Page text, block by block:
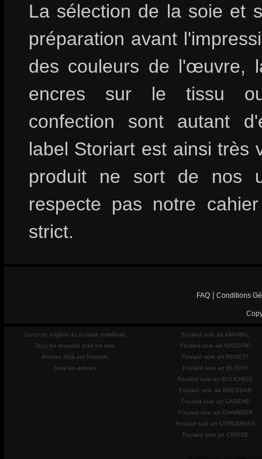
La sélection de la soie et
préparation avant
des couleurs de l'œuvre,
encres sur le tissu
confection sont autant
label Storiart est ainsi très
produit ne sort de nos
respecte pas notre
strict.
FAQ Conditions
Concept original du foulard numéroté
Tous les foulards d'art en soie
Artistes déjà sur foulards
Tous les artistes
Foulard soie art AMARAL
Foulard soie art AVEZARD
Foulard soie art BENETT
Foulard soie art BLIGNY
Foulard soie art BOUCHEIX
Foulard soie art BRESSAN
Foulard soie art CADENE
Foulard soie art CHARRIER
Foulard soie art COROMINAS
Foulard soie art CRISSE